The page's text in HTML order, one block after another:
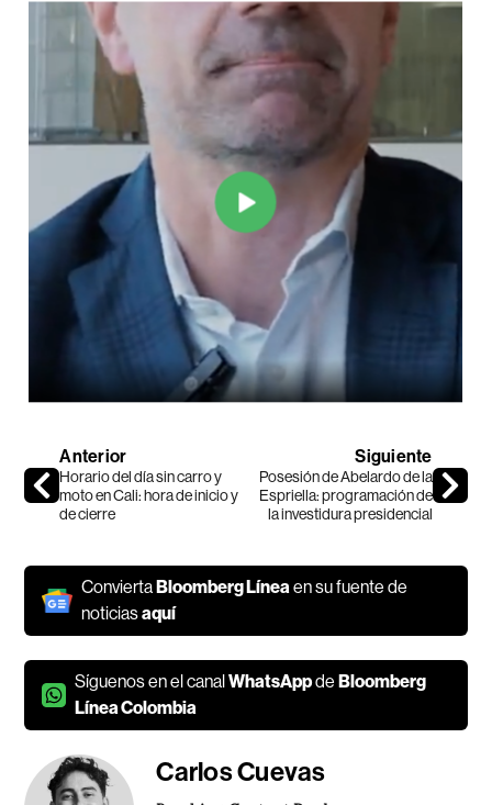
Anterior
Horario del día sin carro y
moto en Cali: hora de inicio y
de cierre
Siguiente
Posesión de Abelardo de la
Espriella: programación de
la investidura presidencial
ConviertaBloomberg Líneaen su fuente de
noticiasaquí
Síguenos en el canalWhatsAppdeBloomberg
Línea Colombia
Carlos Cuevas